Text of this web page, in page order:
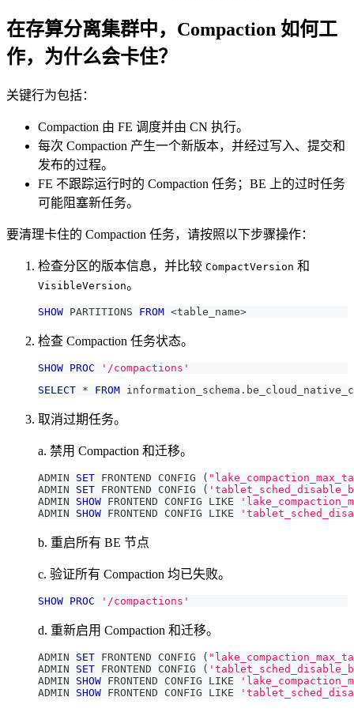
在存算分离集群中，Compaction 如何工
作，为什么会卡住？
关键行为包括：
Compaction 由 FE 调度并由 CN 执行。
每次 Compaction 产生一个新版本，并经过写入、提交和
发布的过程。
FE 不跟踪运行时的 Compaction 任务；BE 上的过时任务
可能阻塞新任务。
要清理卡住的 Compaction 任务，请按照以下步骤操作：
检查分区的版本信息，并比较 CompactVersion 和
VisibleVersion。
SHOW PARTITIONS FROM <table_name>
检查 Compaction 任务状态。
SHOW PROC
'/compactions'
SELECT * FROM information_schema .
取消过期任务。
a. 禁用 Compaction 和迁移。
ADMIN SET FRONTEND CONFIG (
ADMIN SET FRONTEND CONFIG (
ADMIN SHOW FRONTEND CONFIG LIKE
ADMIN SHOW FRONTEND CONFIG LIKE
b. 重启所有 BE 节点
c. 验证所有 Compaction 均已失败。
SHOW PROC '/compactions'
d. 重新启用 Compaction 和迁移。
ADMIN SET FRONTEND CONFIG (
ADMIN SET FRONTEND CONFIG (
ADMIN SHOW FRONTEND CONFIG LIKE
ADMIN SHOW FRONTEND CONFIG LIKE